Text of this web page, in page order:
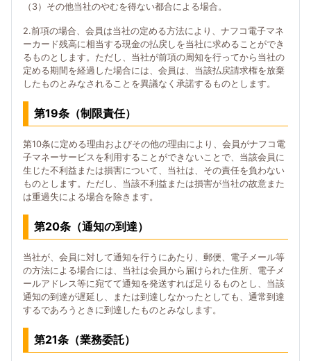
（3）その他当社のやむを得ない都合による場合。
2.前項の場合、会員は当社の定める方法により、ナフコ電子マネ
ーカード残高に相当する現金の払戻しを当社に求めることができ
るものとします。ただし、当社が前項の周知を行ってから当社の
定める期間を経過した場合には、会員は、当該払戻請求権を放棄
したものとみなされることを異議なく承諾するものとします。
第19条（制限責任）
第10条に定める理由およびその他の理由により、会員がナフコ電
子マネーサービスを利用することができないことで、当該会員に
生じた不利益または損害について、当社は、その責任を負わない
ものとします。ただし、当該不利益または損害が当社の故意また
は重過失による場合を除きます。
第20条（通知の到達）
当社が、会員に対して通知を行うにあたり、郵便、電子メール等
の方法による場合には、当社は会員から届けられた住所、電子メ
ールアドレス等に宛てて通知を発送すれば足りるものとし、当該
通知の到達が遅延し、または到達しなかったとしても、通常到達
するであろうときに到達したものとみなします。
第21条（業務委託）